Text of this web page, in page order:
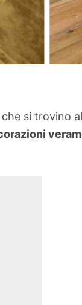
si trovino